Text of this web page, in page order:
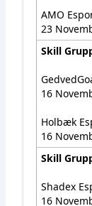
AMO
23
Skill
16
Holbæk
16
Skill
Shadex
16